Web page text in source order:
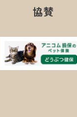
協賛